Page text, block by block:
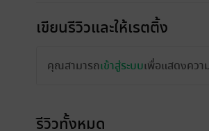
เขียนรีวิวและให้เรตติ้ง
คุณสามารถเข้าสู่ระบบเพื่อแสดงควา
รีวิวทั้งหมด